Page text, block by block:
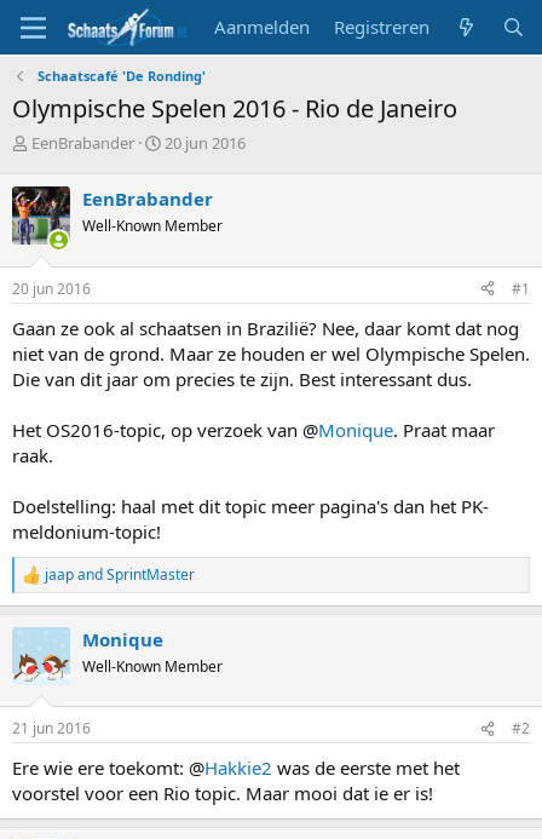
Aanmelden Registreren
Schaatscafé 'De Ronding'
Olympische Spelen 2016 - Rio de Janeiro
T
p
i
c
s
t
a
t
e
r
EenBrabander
S
r
t
a
m
20 jun 2016
EenBrabander
Well-Known Member
20 jun 2016 #1
Gaan ze ook al schaatsen in Brazilië? Nee, daar komt dat nog
niet van de grond. Maar ze houden er wel Olympische Spelen.
Die van dit jaar om precies te zijn. Best interessant dus.
Het OS2016-topic, op verzoek van @Monique. Praat maar
raak.
Doelstelling: haal met dit topic meer pagina's dan het PK-
meldonium-topic!
R
e
c
t
i
s
jaapandSprintMaster
Monique
Well-Known Member
21 jun 2016 #2
Ere wie ere toekomt: @Hakkie2 was de eerste met het
voorstel voor een Rio topic. Maar mooi dat ie er is!